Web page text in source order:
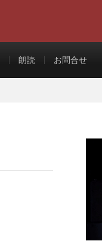
朗読 お問合せ